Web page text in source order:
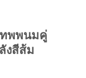
ทพพนมคู่
งสีส้ม